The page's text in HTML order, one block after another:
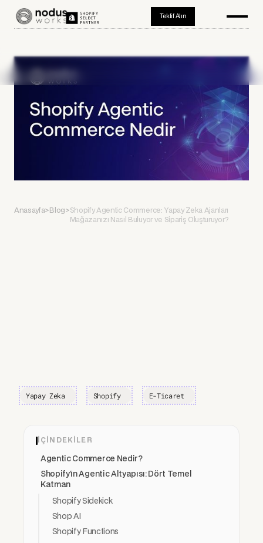
Teklif Alın
Anasayfa> Blog>Shopify Agentic Commerce: Yapay Zeka Ajanları
Mağazanızı Nasıl Buluyor ve Sipariş Oluşturuyor?
Yapay Zeka Shopify E-Ticaret
İÇINDEKILER
Agentic Commerce Nedir?
Shopify'ın Agentic Altyapısı: Dört Temel
Katman
Shopify Sidekick
Shop AI
Shopify Functions